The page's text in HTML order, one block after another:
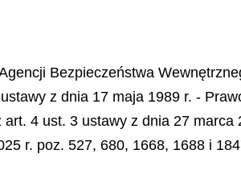
Bezpieczeństwa
z dnia 17 maja 1989 r. -
4 ust. 3 ustawy z dnia 27
r. poz. 527, 680, 1668, 1688 i